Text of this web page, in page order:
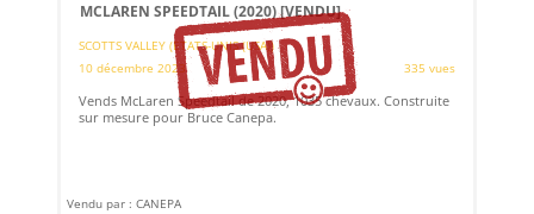
MCLAREN SPEEDTAIL (2020)[VENDU]
SCOTTS VALLEY (ETATS-UNIS (USA))
10 décembre 2023
335 vues
Vends McLaren Speedtail de 2020, 1035 chevaux. Construite
sur mesure pour Bruce Canepa.
Vendu par : CANEPA